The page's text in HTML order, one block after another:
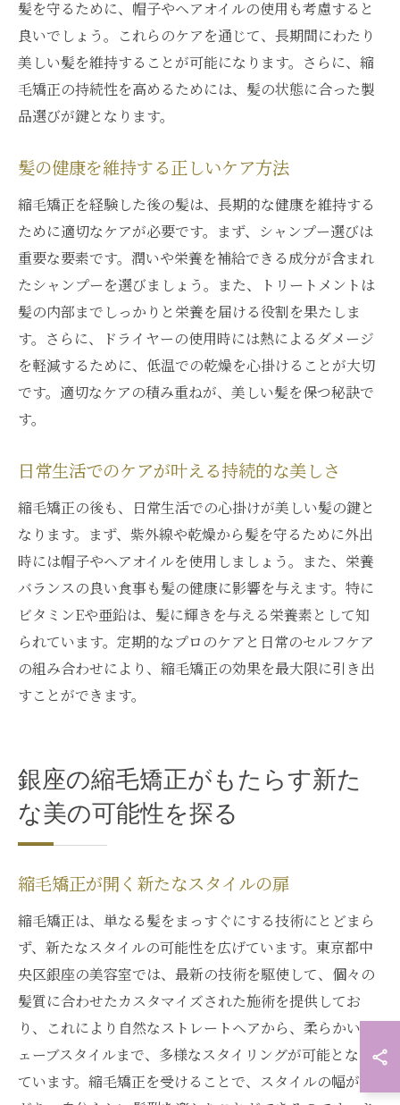
髪を守るために、帽子やヘアオイルの使用も考慮すると
良いでしょう。これらのケアを通じて、長期間にわたり
美しい髪を維持することが可能になります。さらに、縮
毛矯正の持続性を高めるためには、髪の状態に合った製
品選びが鍵となります。
髪の健康を維持する正しいケア方法
縮毛矯正を経験した後の髪は、長期的な健康を維持する
ために適切なケアが必要です。まず、シャンプー選びは
重要な要素です。潤いや栄養を補給できる成分が含まれ
たシャンプーを選びましょう。また、トリートメントは
髪の内部までしっかりと栄養を届ける役割を果たしま
す。さらに、ドライヤーの使用時には熱によるダメージ
を軽減するために、低温での乾燥を心掛けることが大切
です。適切なケアの積み重ねが、美しい髪を保つ秘訣で
す。
日常生活でのケアが叶える持続的な美しさ
縮毛矯正の後も、日常生活での心掛けが美しい髪の鍵と
なります。まず、紫外線や乾燥から髪を守るために外出
時には帽子やヘアオイルを使用しましょう。また、栄養
バランスの良い食事も髪の健康に影響を与えます。特に
ビタミンEや亜鉛は、髪に輝きを与える栄養素として知
られています。定期的なプロのケアと日常のセルフケア
の組み合わせにより、縮毛矯正の効果を最大限に引き出
すことができます。
銀座の縮毛矯正がもたらす新た
な美の可能性を探る
縮毛矯正が開く新たなスタイルの扉
縮毛矯正は、単なる髪をまっすぐにする技術にとどまら
ず、新たなスタイルの可能性を広げています。東京都中
央区銀座の美容室では、最新の技術を駆使して、個々の
髪質に合わせたカスタマイズされた施術を提供してお
り、これにより自然なストレートヘアから、柔らかいウ
ェーブスタイルまで、多様なスタイリングが可能となっ
ています。縮毛矯正を受けることで、スタイルの幅が広